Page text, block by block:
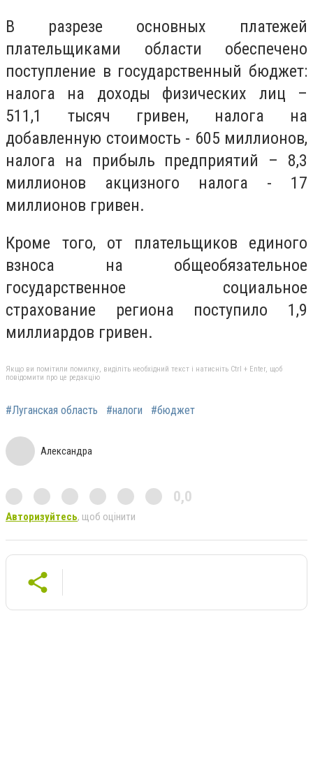
В разрезе основных платежей
плательщиками области обеспечено
поступление в государственный бюджет:
налога на доходы физических лиц –
511,1 тысяч гривен, налога на
добавленную стоимость - 605 миллионов,
налога на прибыль предприятий – 8,3
миллионов акцизного налога - 17
миллионов гривен.
Кроме того, от плательщиков единого
взноса на общеобязательное
государственное социальное
страхование региона поступило 1,9
миллиардов гривен.
Якщо ви помітили помилку, виділіть необхідний текст і натисніть Ctrl + Enter, щоб
повідомити про це редакцію
#Луганская область #налоги #бюджет
Александра
0,0
Авторизуйтесь, щоб оцінити